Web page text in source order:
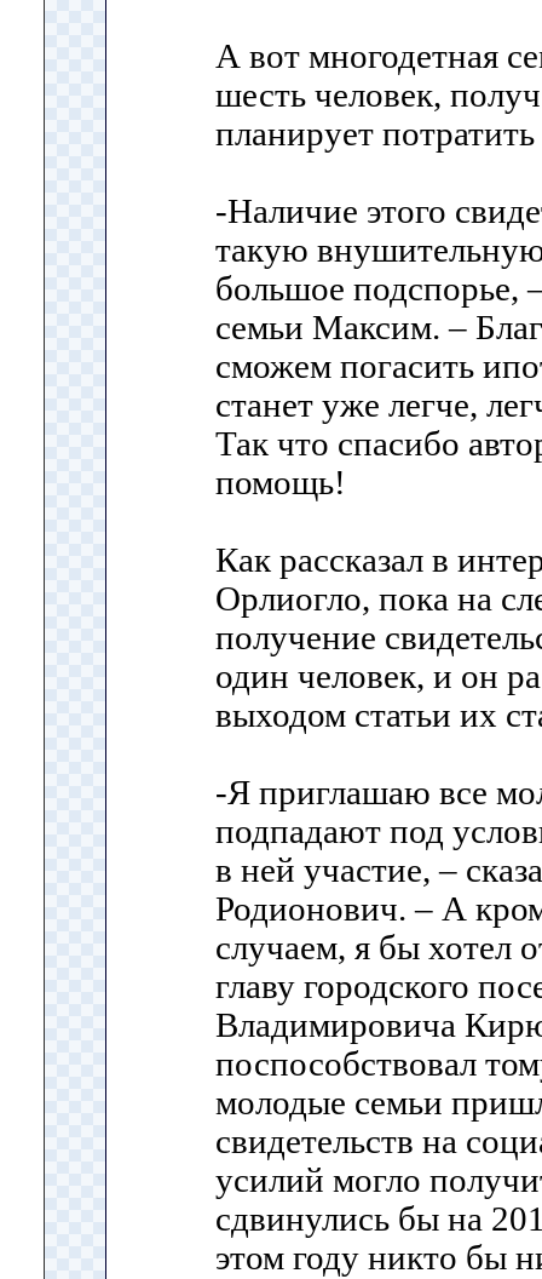
А вот многодетная
шесть человек,
планирует
-Наличие этого
такую
большое подспорье,
семьи Максим. –
сможем погасить
станет уже легче,
Так что спасибо
помощь!
Как рассказал в
Орлиогло, пока на
получение
один человек, и он
выходом статьи их
-Я приглашаю все
подпадают под
в ней участие, –
Родионович. – А
случаем, я бы хотел
главу городского
Владимировича
поспособствовал
молодые семьи
свидетельств на
усилий могло
сдвинулись бы на
этом году никто бы